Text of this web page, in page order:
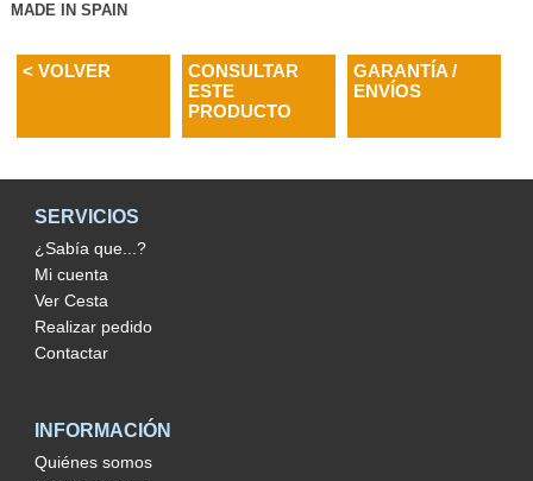
MADE IN SPAIN
< VOLVER
CONSULTAR
ESTE
PRODUCTO
GARANTÍA /
ENVÍOS
SERVICIOS
¿Sabía que...?
Mi cuenta
Ver Cesta
Realizar pedido
Contactar
INFORMACIÓN
Quiénes somos